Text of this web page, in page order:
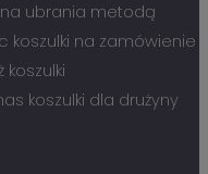
ubrania metodą
koszulki na zamówienie
koszulki
koszulki dla drużyny